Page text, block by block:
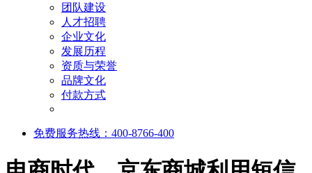
团队建设
人才招聘
企业文化
发展历程
资质与荣誉
品牌文化
付款方式
免费服务热线：400-8766-400